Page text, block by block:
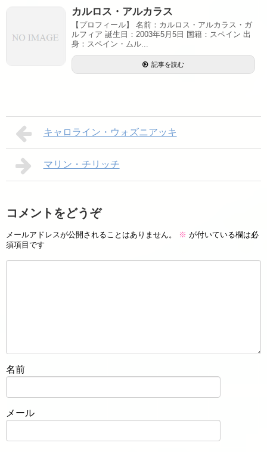
カルロス・アルカラス
【プロフィール】 名前：カルロス・アルカラス・ガ
ルフィア 誕生日：2003年5月5日 国籍：スペイン 出
身：スペイン・ムル...
記事を読む
キャロライン・ウォズニアッキ
マリン・チリッチ
コメントをどうぞ
メールアドレスが公開されることはありません。 ※ が付いている欄は必
須項目です
名前
メール